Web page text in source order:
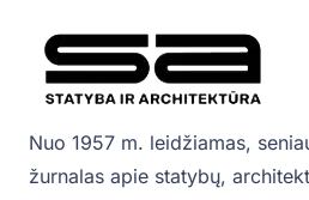
Nuo 1957 m. leidžiamas,
žurnalas apie statybų,